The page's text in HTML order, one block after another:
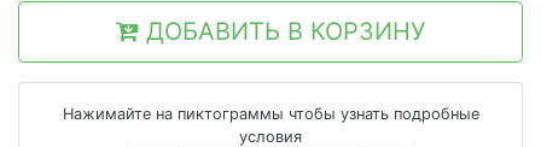
ДОБАВИТЬ В КОРЗИНУ
Нажимайте на пиктограммы чтобы узнать подробные
условия